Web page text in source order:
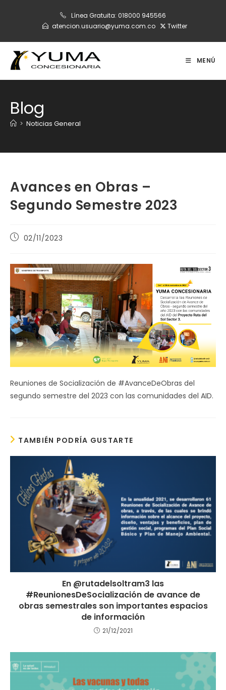
Línea Gratuita: 018000 945566
atencion.usuario@yuma.com.co
Twitter
MENÚ
Blog
> Noticias General
Avances en Obras –
Segundo Semestre 2023
Publicación
entrada:
02/11/2023
Reuniones de Socialización de #AvanceDeObras del
segundo semestre del 2023 con las comunidades del AID.
TAMBIÉN PODRÍA GUSTARTE
En @rutadelsoltram3 las
#ReunionesDeSocialización de avance de
obras semestrales son importantes espacios
de información
21/12/2021